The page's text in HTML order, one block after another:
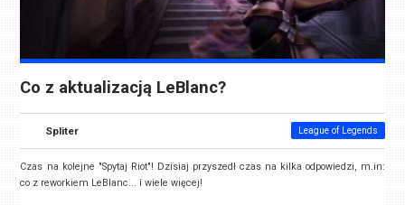
Co z aktualizacją LeBlanc?
Spliter League of Legends
Czas na kolejne "Spytaj Riot"! Dzisiaj przyszedł czas na kilka odpowiedzi, m.in:
co z reworkiem LeBlanc... i wiele więcej!